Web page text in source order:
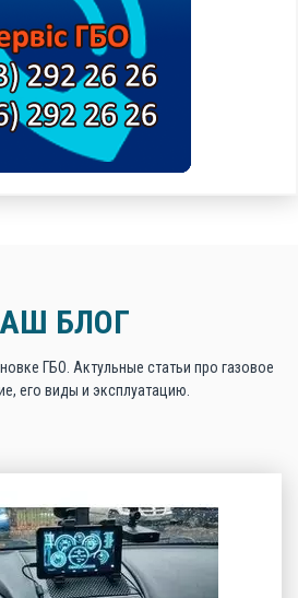
БЛОГ
ГБО. Актульные статьи про газовое
его виды и эксплуатацию.